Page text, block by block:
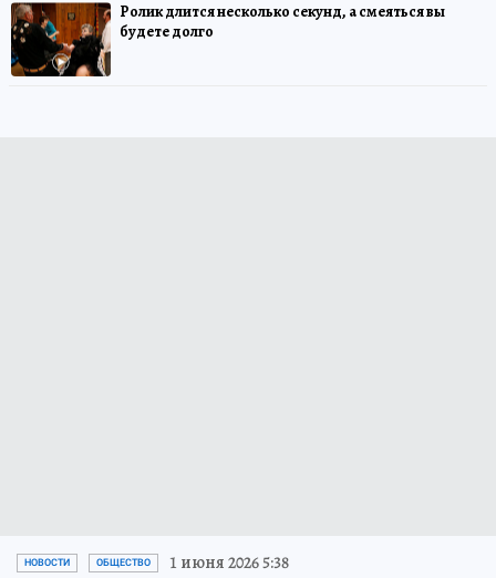
Ролик длится несколько секунд, а смеяться вы
будете долго
НОВОСТИ ОБЩЕСТВО 1 июня 2026 5:38